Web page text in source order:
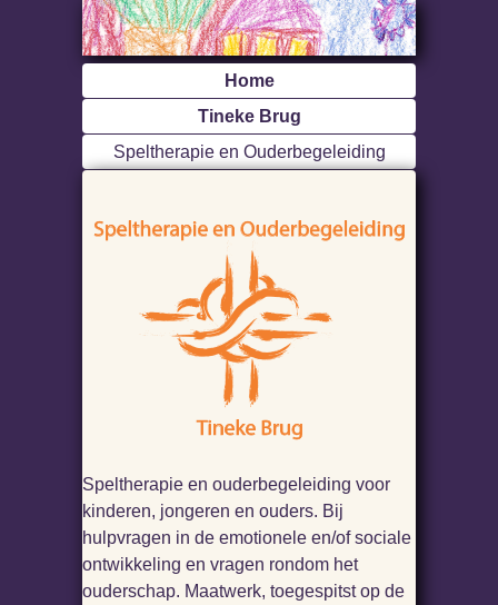
Home
Tineke Brug
Speltherapie en Ouderbegeleiding
Speltherapie en ouderbegeleiding voor
kinderen, jongeren en ouders. Bij
hulpvragen in de emotionele en/of sociale
ontwikkeling en vragen rondom het
ouderschap. Maatwerk, toegespitst op de